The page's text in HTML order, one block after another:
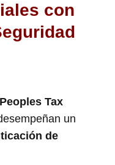
con
Peoples Tax
un
de